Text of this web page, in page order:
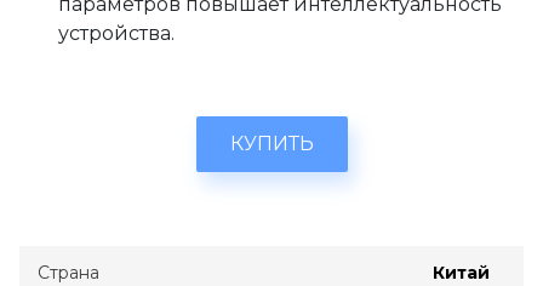
устройства.
КУПИТЬ
Страна Китай